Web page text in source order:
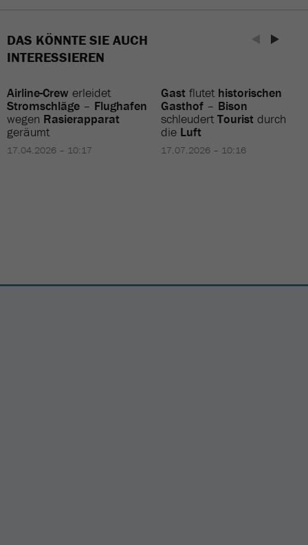
DAS KÖNNTE SIE AUCH
INTERESSIEREN
Airline-Crew erleidet
Stromschläge – Flughafen
wegen Rasierapparat
geräumt
17.04.2026 – 10:17
Gast flutet historischen
Gasthof – Bison
schleudertTourist durch
die Luft
17.07.2026 – 10:16